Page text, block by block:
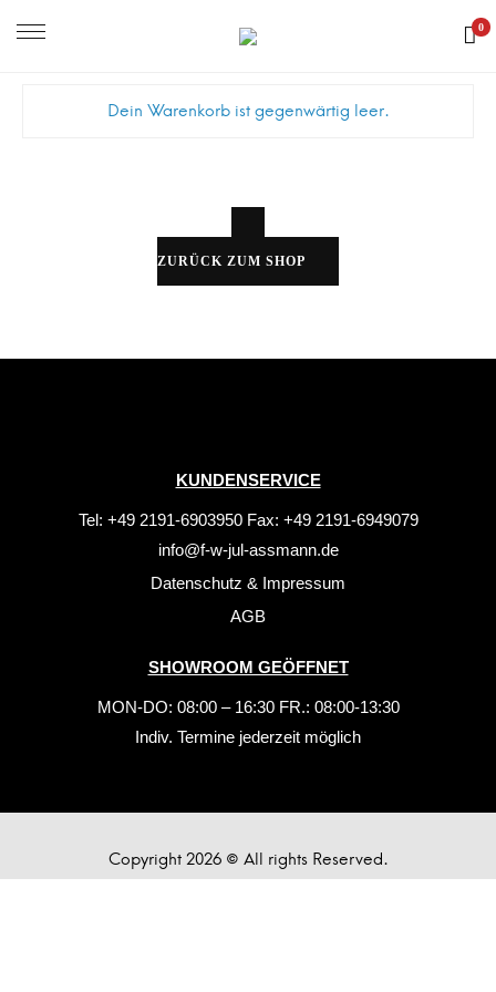
0
Dein Warenkorb ist gegenwärtig leer.
ZURÜCK ZUM SHOP
KUNDENSERVICE
Tel: +49 2191-6903950 Fax: +49 2191-6949079
info@f-w-jul-assmann.de
Datenschutz & Impressum
AGB
SHOWROOM GEÖFFNET
MON-DO: 08:00 – 16:30 FR.: 08:00-13:30
Indiv. Termine jederzeit möglich
Copyright 2026 © All rights Reserved.